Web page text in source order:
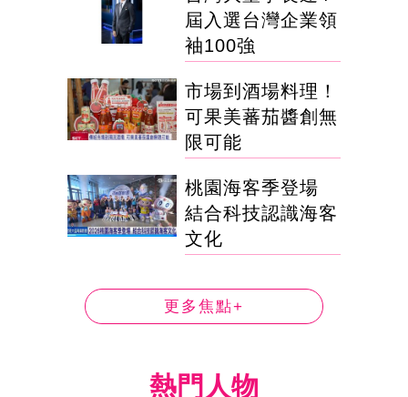
屆入選台灣企業領
袖100強
市場到酒場料理！
可果美蕃茄醬創無
限可能
桃園海客季登場
結合科技認識海客
文化
更多焦點+
熱門人物